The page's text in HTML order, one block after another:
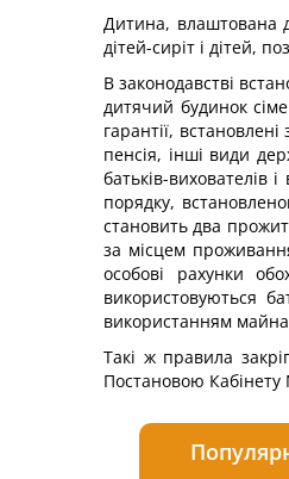
Дитина, влаштована
дітей-сиріт і дітей,
В законодавстві
дитячий будинок
гарантії,
пенсія, інші види
батьків-
порядку,
становить два
за місцем
особові рахунки
використовуються
використанням
Такі ж правила
Постановою Кабінету